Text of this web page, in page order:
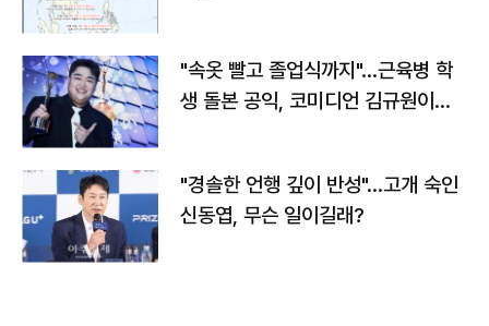
"속옷 빨고 졸업식까지"…근육병 학
생 돌본 공익, 코미디언 김규원이었
"경솔한 언행 깊이 반성"…고개 숙인
신동엽, 무슨 일이길래?